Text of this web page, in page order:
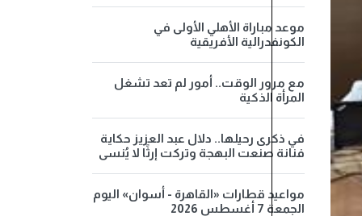
موعد مباراة الأهلي الأولى في
الكونفدرالية الأفريقية
مع مرور الوقت.. أمور لم تعد تشغل
المرأة الذكية
في ذكرى رحيلها.. دلال عبد العزيز حكاية
فنانة صنعت البهجة وتركت إرثًا لا يُنسى
مواعيد قطارات «القاهرة - أسوان» اليوم
الجمعة 7 أغسطس 2026